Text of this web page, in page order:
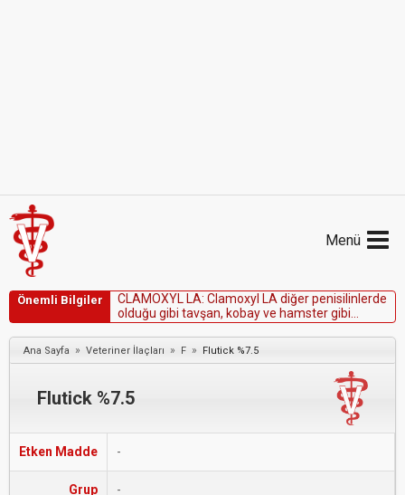
Menü
Önemli Bilgiler CLAMOXYL LA: Camoxy LA diğerpenisi in erde
o duğu gibi tavşan, kobayve hamstergibi
kemirgenlerdekullanılmamalıdır.
Ana Sayfa » Veteriner İlaçları » F » Flutick %7.5
Flutick %7.5
Etken Madde -
Grup -